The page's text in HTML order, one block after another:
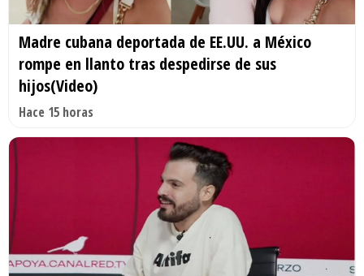
Madre cubana deportada de EE.UU. a México
rompe en llanto tras despedirse de sus
hijos(Video)
Hace 15 horas